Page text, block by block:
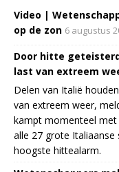
Video |
op de zon 6 augustus
Door hitte
last van extreem
Delen van Italië
van extreem weer,
kampt momenteel met
alle 27 grote
hoogste hittealarm.